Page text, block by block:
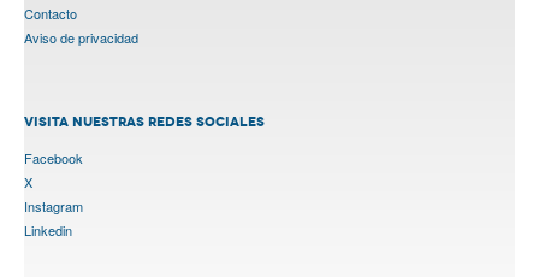
Contacto
Aviso de privacidad
VISITA NUESTRAS REDES SOCIALES
Facebook
X
Instagram
Linkedin